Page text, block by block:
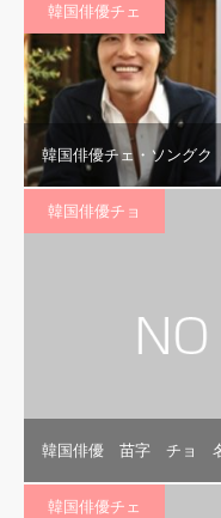
韓国俳優チェ
韓国俳優チェ・ソング
韓国俳優チョ
韓国俳優 苗字 チョ
韓国俳優チェ